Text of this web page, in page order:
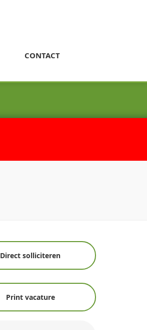
CONTACT
Direct solliciteren
Print vacature